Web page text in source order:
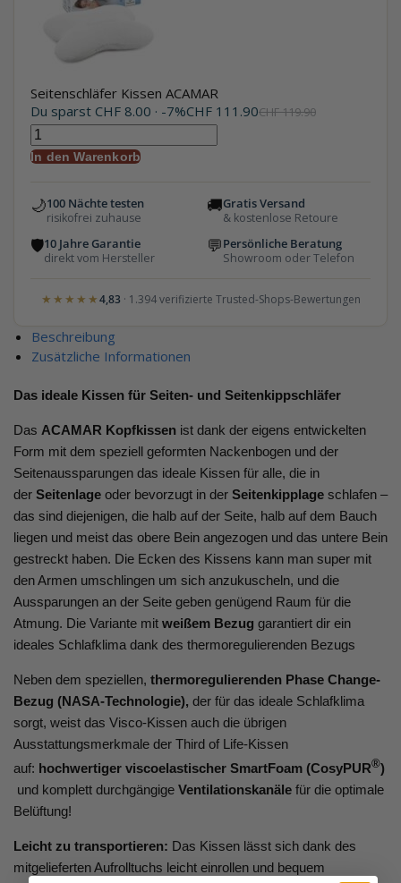
Seitenschläfer Kissen ACAMAR
CHF119.90
CHF 111.90
Du sparst CHF 8.00 · -7%
In den Warenkorb
🌙100 Nächte testen
risikofrei zuhause
🚚Gratis Versand
& kostenlose Retoure
🛡10 Jahre Garantie
direkt vom Hersteller
💬Persönliche Beratung
Showroom oder Telefon
★★★★★4,83 · 1.394 verifizierte Trusted-Shops-Bewertungen
Beschreibung
Zusätzliche Informationen
Das ideale Kissen für Seiten- und Seitenkippschläfer
Das ACAMAR Kopfkissen ist dank der eigens entwickelten
Form mit dem speziell geformten Nackenbogen und der
Seitenaussparungen das ideale Kissen für alle, die in
der Seitenlage oder bevorzugt in der Seitenkipplage schlafen –
das sind diejenigen, die halb auf der Seite, halb auf dem Bauch
liegen und meist das obere Bein angezogen und das untere Bein
gestreckt haben. Die Ecken des Kissens kann man super mit
den Armen umschlingen um sich anzukuscheln, und die
Aussparungen an der Seite geben genügend Raum für die
Atmung. Die Variante mit weißem Bezug garantiert dir ein
ideales Schlafklima dank des thermoregulierenden Bezugs
Neben dem speziellen, thermoregulierenden Phase Change-
Bezug (NASA-Technologie), der für das ideale Schlafklima
sorgt, weist das Visco-Kissen auch die übrigen
Ausstattungsmerkmale der Third of Life-Kissen
auf: hochwertiger viscoelastischer SmartFoam (CosyPUR®)
und komplett durchgängige Ventilationskanäle für die optimale
Belüftung!
Leicht zu transportieren: Das Kissen lässt sich dank des
mitgelieferten Aufrolltuchs leicht einrollen und bequem